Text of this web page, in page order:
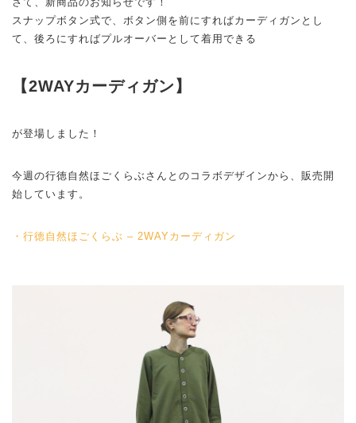
スナップボタン式で、ボタン側を前にすればカーディガンとし
て、後ろにすればプルオーバーとして着用できる
【2WAYカーディガン】
が登場しました！
今週の行徳自然ほごくらぶさんとのコラボデザインから、販売開
始しています。
・行徳自然ほごくらぶ – 2WAYカーディガン